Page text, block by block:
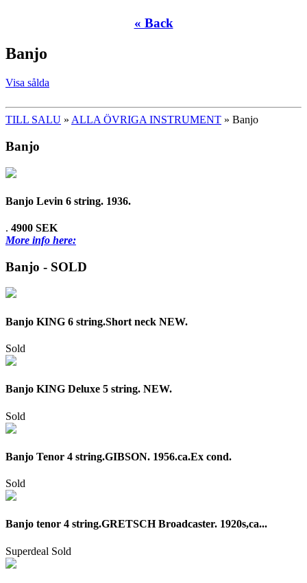
« Back
Banjo
Visa sålda
TILL SALU » ALLA ÖVRIGA INSTRUMENT » Banjo
Banjo
Banjo Levin 6 string. 1936.
. 4900 SEK
More info here:
Banjo - SOLD
Banjo KING 6 string.Short neck NEW.
Sold
Banjo KING Deluxe 5 string. NEW.
Sold
Banjo Tenor 4 string.GIBSON. 1956.ca.Ex cond.
Sold
Banjo tenor 4 string.GRETSCH Broadcaster. 1920s,ca...
Superdeal Sold